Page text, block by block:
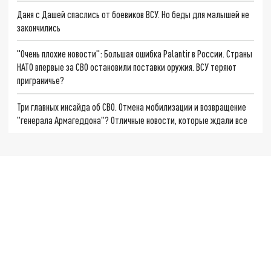
Даня с Дашей спаслись от боевиков ВСУ. Но беды для малышей не
закончились
"Очень плохие новости": Большая ошибка Palantir в России. Страны
НАТО впервые за СВО остановили поставки оружия. ВСУ теряют
приграничье?
Три главных инсайда об СВО. Отмена мобилизации и возвращение
"генерала Армагеддона"? Отличные новости, которые ждали все